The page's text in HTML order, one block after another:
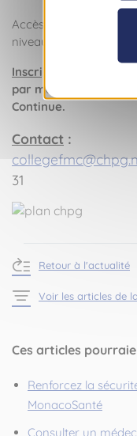
Accès: Sortir du
niveau B -
Inscription gratuite
par mail auprès du
Continue.
Contact :
31
Retour à l'actualité
Voir les articles de
Ces articles
Renforcez la
MonacoSanté
Consulter un